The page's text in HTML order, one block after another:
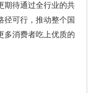
期待通过全行业的共
径可行，推动整个国
多消费者吃上优质的